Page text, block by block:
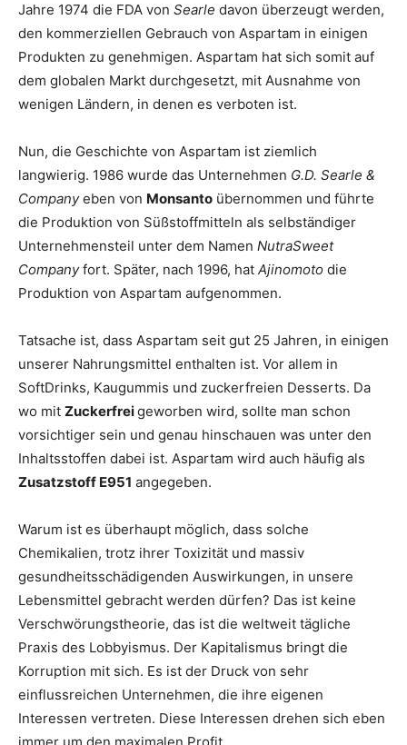
Jahre 1974 die FDA von Searle davon überzeugt werden,
den kommerziellen Gebrauch von Aspartam in einigen
Produkten zu genehmigen. Aspartam hat sich somit auf
dem globalen Markt durchgesetzt, mit Ausnahme von
wenigen Ländern, in denen es verboten ist.
Nun, die Geschichte von Aspartam ist ziemlich
langwierig. 1986 wurde das Unternehmen G.D. Searle &
Companyeben von Monsanto übernommen und führte
die Produktion von Süßstoffmitteln als selbständiger
Unternehmensteil unter dem Namen NutraSweet
Companyfort. Später, nach 1996, hat Ajinomoto die
Produktion von Aspartam aufgenommen.
Tatsache ist, dass Aspartam seit gut 25 Jahren, in einigen
unserer Nahrungsmittel enthalten ist. Vor allem in
SoftDrinks, Kaugummis und zuckerfreien Desserts. Da
wo mit Zuckerfreigeworben wird, sollte man schon
vorsichtiger sein und genau hinschauen was unter den
Inhaltsstoffen dabei ist. Aspartam wird auch häufig als
Zusatzstoff E951 angegeben.
Warum ist es überhaupt möglich, dass solche
Chemikalien, trotz ihrer Toxizität und massiv
gesundheitsschädigenden Auswirkungen, in unsere
Lebensmittel gebracht werden dürfen? Das ist keine
Verschwörungstheorie, das ist die weltweit tägliche
Praxis des Lobbyismus. Der Kapitalismus bringt die
Korruption mit sich. Es ist der Druck von sehr
einflussreichen Unternehmen, die ihre eigenen
Interessen vertreten. Diese Interessen drehen sich eben